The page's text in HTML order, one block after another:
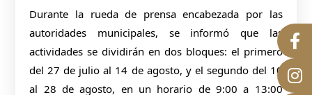
Durante la rueda de prensa encabezada por las
autoridades municipales, se informó que las
actividades se dividirán en dos bloques: el primero
del 27 de julio al 14 de agosto, y el segundo del 10
al 28 de agosto, en un horario de 9:00 a 13:00